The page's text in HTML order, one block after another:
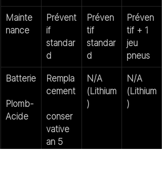
Mainte
nance
Prévent
if
standar
d
Préven
tif
standar
d
Préven
tif + 1
jeu
pneus
Batterie
Plomb-
Acide
Rempla
cement
conser
vative
an 5
N/A
(Lithium
)
N/A
(Lithium
)